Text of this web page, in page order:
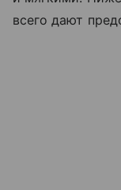
всего дают